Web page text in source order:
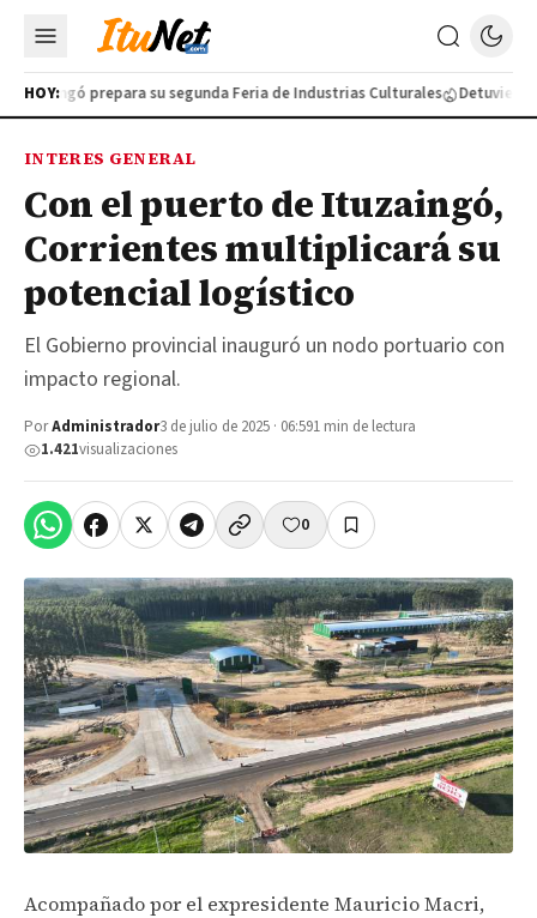
HOY:
Ituzaingó prepara su segunda Feria de Industrias Culturales Detuvieron
INTERES GENERAL
Con el puerto de Ituzaingó,
Corrientes multiplicará su
potencial logístico
El Gobierno provincial inauguró un nodo portuario con
impacto regional.
PorAdministrador3 de julio de 2025 · 06:591 min de lectura
1.421visualizaciones
0
Acompañado por el expresidente Mauricio Macri,